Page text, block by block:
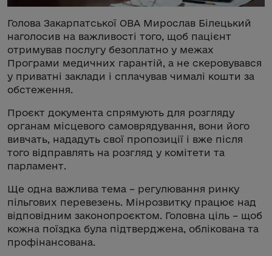
Голова Закарпатської ОВА Мирослав Білецький
наголосив на важливості того, щоб пацієнт
отримував послугу безоплатно у межах
Програми медичних гарантій, а не скеровувався
у приватні заклади і сплачував чималі кошти за
обстеження.
Проєкт документа спрямують для розгляду
органам місцевого самоврядування, вони його
вивчать, нададуть свої пропозиції і вже після
того відправлять на розгляд у комітети та
парламент.
Ще одна важлива тема – регулювання ринку
пільгових перевезень. Мінрозвитку працює над
відповідним законопроєктом. Головна ціль – щоб
кожна поїздка була підтверджена, облікована та
профінансована.